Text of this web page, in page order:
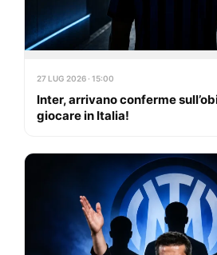
27 LUG 2026 · 15:00
Inter, arrivano conferme
giocare in Italia!